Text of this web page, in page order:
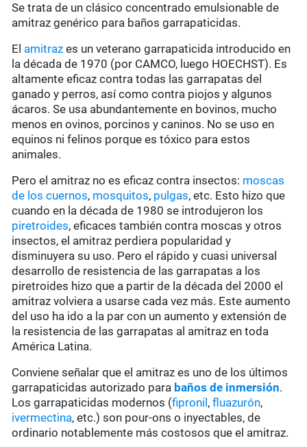
Se trata de un clásico concentrado emulsionable de
amitraz genérico para baños garrapaticidas.
El amitraz es un veterano garrapaticida introducido en
la década de 1970 (por CAMCO, luego HOECHST). Es
altamente eficaz contra todas las garrapatas del
ganado y perros, así como contra piojos y algunos
ácaros. Se usa abundantemente en bovinos, mucho
menos en ovinos, porcinos y caninos. No se uso en
equinos ni felinos porque es tóxico para estos
animales.
Pero el amitraz no es eficaz contra insectos: moscas
de los cuernos, mosquitos, pulgas, etc. Esto hizo que
cuando en la década de 1980 se introdujeron los
piretroides, eficaces también contra moscas y otros
insectos, el amitraz perdiera popularidad y
disminuyera su uso. Pero el rápido y cuasi universal
desarrollo de resistencia de las garrapatas a los
piretroides hizo que a partir de la década del 2000 el
amitraz volviera a usarse cada vez más. Este aumento
del uso ha ido a la par con un aumento y extensión de
la resistencia de las garrapatas al amitraz en toda
América Latina.
Conviene señalar que el amitraz es uno de los últimos
garrapaticidas autorizado para baños de inmersión.
Los garrapaticidas modernos (fipronil ,fluazurón,
ivermectina, etc.) son pour-ons o inyectables, de
ordinario notablemente más costosos que el amitraz.